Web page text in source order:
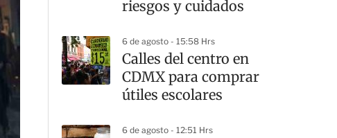
riesgos y cuidados
6 de agosto - 15:58 Hrs
Calles del centro en
CDMX para comprar
útiles escolares
6 de agosto - 12:51 Hrs